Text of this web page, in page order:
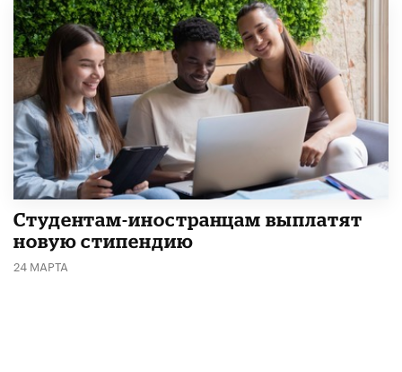
Студентам-иностранцам выплатят
новую стипендию
24 МАРТА